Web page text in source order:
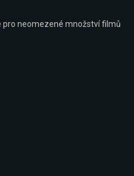
pro neomezené množství filmů